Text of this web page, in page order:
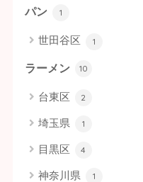
パン 1
世田谷区 1
ラーメン 10
台東区 2
埼玉県 1
目黒区 4
神奈川県 1